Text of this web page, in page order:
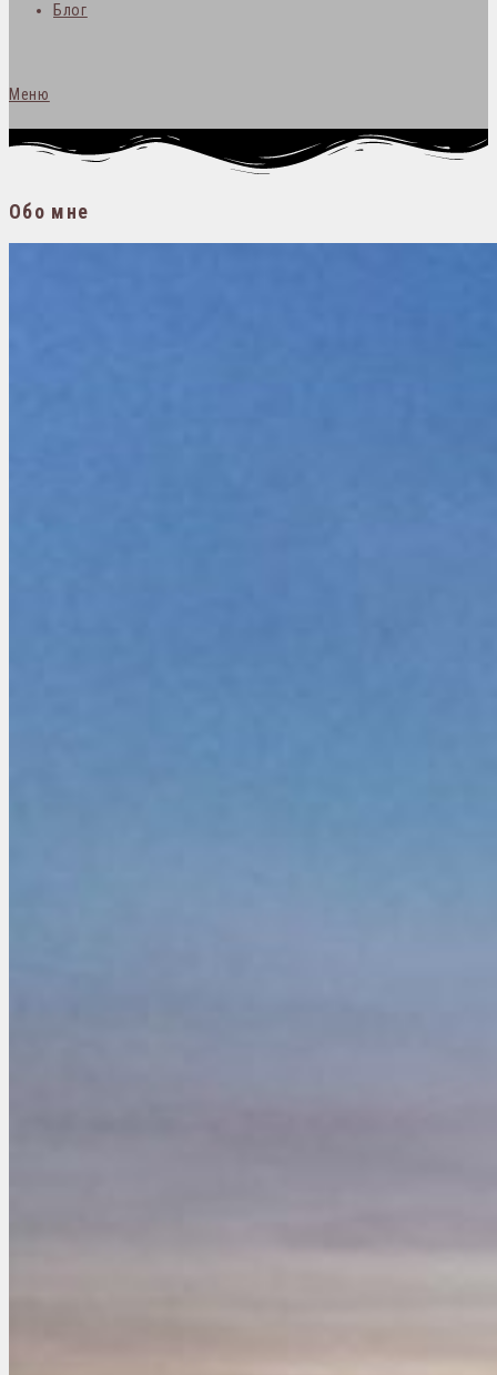
Блог
Меню
Обо мне